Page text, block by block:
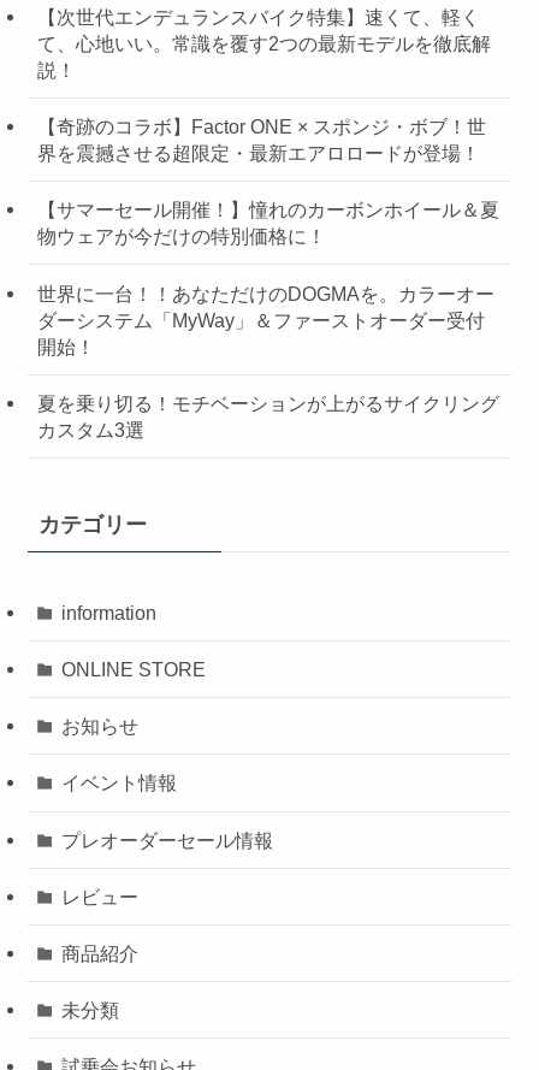
【次世代エンデュランスバイク特集】速くて、軽く
て、心地いい。常識を覆す2つの最新モデルを徹底解
説！
【奇跡のコラボ】Factor ONE × スポンジ・ボブ！世
界を震撼させる超限定・最新エアロロードが登場！
【サマーセール開催！】憧れのカーボンホイール＆夏
物ウェアが今だけの特別価格に！
世界に一台！！あなただけのDOGMAを。カラーオー
ダーシステム「MyWay」＆ファーストオーダー受付
開始！
夏を乗り切る！モチベーションが上がるサイクリング
カスタム3選
カテゴリー
information
ONLINE STORE
お知らせ
イベント情報
プレオーダーセール情報
レビュー
商品紹介
未分類